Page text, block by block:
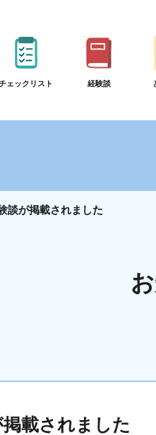
ェックリスト 経験談
談が掲載されました
載されました